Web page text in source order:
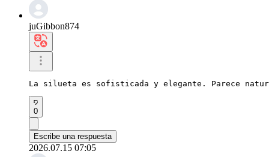
juGibbon874
La silueta es sofisticada y elegante. Parece
0
Escribe una respuesta
2026.07.15 07:05